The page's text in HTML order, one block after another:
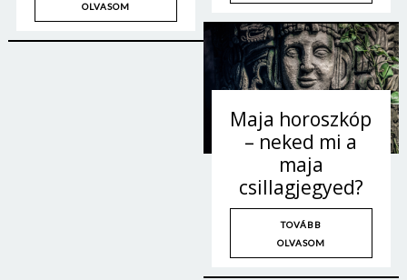
OLVASOM
Maja horoszkóp
– neked mi a
maja
csillagjegyed?
TOVÁBB
OLVASOM